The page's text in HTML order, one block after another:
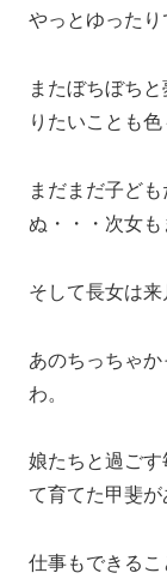
やっとゆったり
またぼちぼち
りたいことも色
まだまだ子ど
ぬ・・・次女も
そして長女は来
あのちっちゃ
わ。
娘たちと過ご
て育てた甲斐が
仕事もできる